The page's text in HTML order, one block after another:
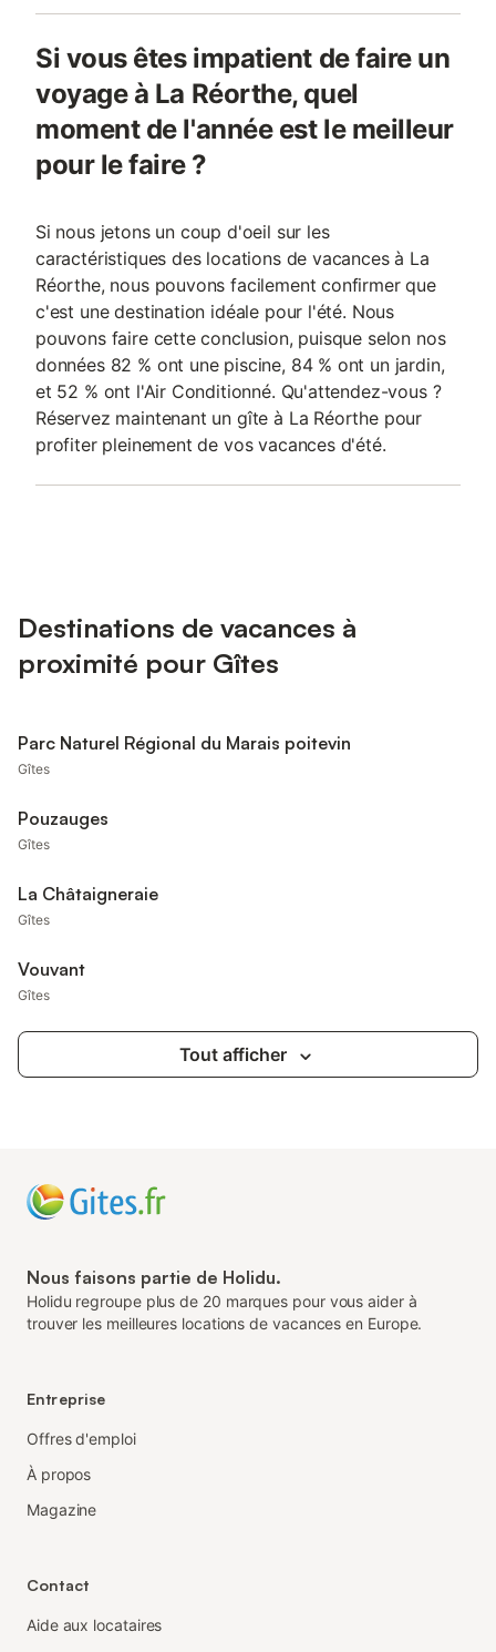
Si vous êtes impatient de faire un
voyage à La Réorthe, quel
moment de l'année est le meilleur
pour le faire ?
Si nous jetons un coup d'oeil sur les
caractéristiques des locations de vacances à La
Réorthe, nous pouvons facilement confirmer que
c'est une destination idéale pour l'été. Nous
pouvons faire cette conclusion, puisque selon nos
données 82 % ont une piscine, 84 % ont un jardin,
et 52 % ont l'Air Conditionné. Qu'attendez-vous ?
Réservez maintenant un gîte à La Réorthe pour
profiter pleinement de vos vacances d'été.
Destinations de vacances à
proximité pour Gîtes
Parc Naturel Régional du Marais poitevin
Gîtes
Pouzauges
Gîtes
La Châtaigneraie
Gîtes
Vouvant
Gîtes
Tout afficher
Nous faisons partie de Holidu.
Holidu regroupe plus de 20 marques pour vous aider à
trouver les meilleures locations de vacances en Europe.
Entreprise
Offres d'emploi
À propos
Magazine
Contact
Aide aux locataires